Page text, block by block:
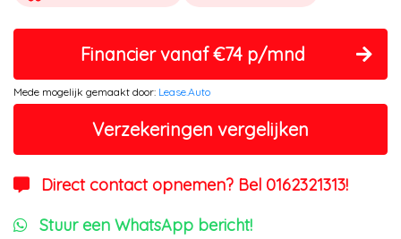
Financier vanaf €74 p/mnd
Mede mogelijk gemaakt door: Lease.Auto
Verzekeringen vergelijken
Direct contact opnemen? Bel 0162321313!
Stuur een WhatsApp bericht!